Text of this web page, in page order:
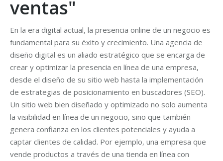
ventas"
En la era digital actual, la presencia online de un negocio es
fundamental para su éxito y crecimiento. Una agencia de
diseño digital es un aliado estratégico que se encarga de
crear y optimizar la presencia en línea de una empresa,
desde el diseño de su sitio web hasta la implementación
de estrategias de posicionamiento en buscadores (SEO).
Un sitio web bien diseñado y optimizado no solo aumenta
la visibilidad en línea de un negocio, sino que también
genera confianza en los clientes potenciales y ayuda a
captar clientes de calidad. Por ejemplo, una empresa que
vende productos a través de una tienda en línea con